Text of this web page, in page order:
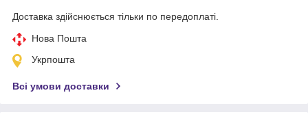
Доставка здійснюється тільки по передоплаті.
Нова Пошта
Укрпошта
Всі умови доставки